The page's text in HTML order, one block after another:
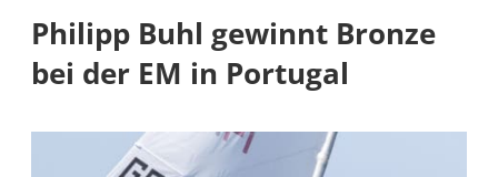
Philipp Buhl gewinnt Bronze
bei der EM in Portugal